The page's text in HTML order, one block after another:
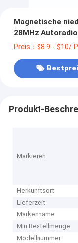
Magnetische
28MHz
Preis：$8.9 - $10/
Produkt-
Markieren
Herkunftsort
Lieferzeit
Markenname
Min Bestellmenge
Modellnummer